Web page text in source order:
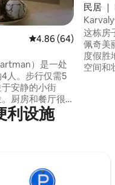
评价 平均评分 4.86 分（
4.86 (64)
）是一处
人。步行仅需5
安静的小街
厨房和餐厅很
和氛围都很舒
饪用具。没有
民居 ｜
这栋房
佩奇美
度假胜
空间和
利设施